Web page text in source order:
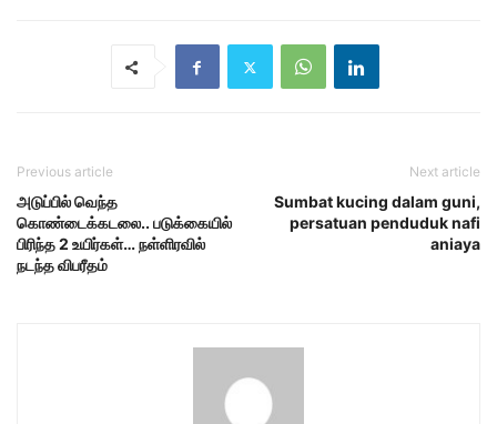
Previous article
அடுப்பில் வெந்த
கொண்டைக்கடலை.. படுக்கையில்
பிரிந்த 2 உயிர்கள்… நள்ளிரவில்
நடந்த விபரீதம்
Next article
Sumbat kucing dalam guni,
persatuan penduduk nafi
aniaya